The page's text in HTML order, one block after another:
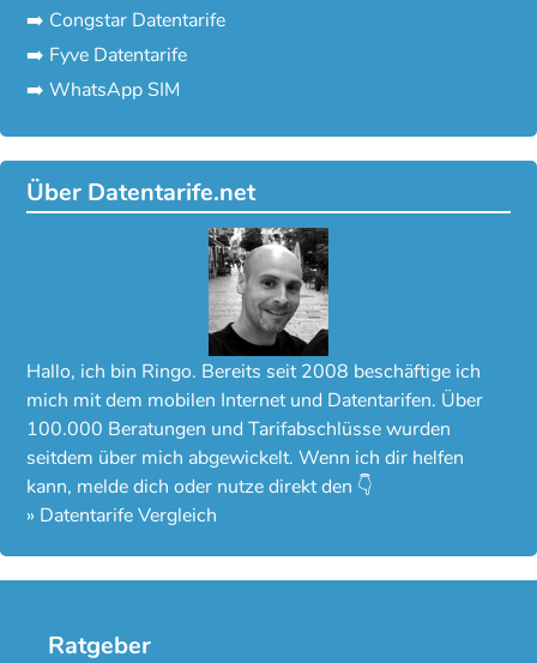
➡️ Congstar Datentarife
➡️ Fyve Datentarife
➡️ WhatsApp SIM
Über Datentarife.net
Hallo, ich bin Ringo. Bereits seit 2008 beschäftige ich
mich mit dem mobilen Internet und Datentarifen. Über
100.000 Beratungen und Tarifabschlüsse wurden
seitdem über mich abgewickelt. Wenn ich dir helfen
kann, melde dich oder nutze direkt den 👇
» Datentarife Vergleich
Ratgeber